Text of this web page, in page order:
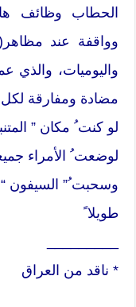
الحطاب وظائف
وواقفة عند
واليوميات، والذي
مضادة ومفارقة
لو كنت ُ مكان ”
لوضعت ُ الأمراء
وسحبت ُ” السيفون “
طويلا ً
* ناقد من العراق